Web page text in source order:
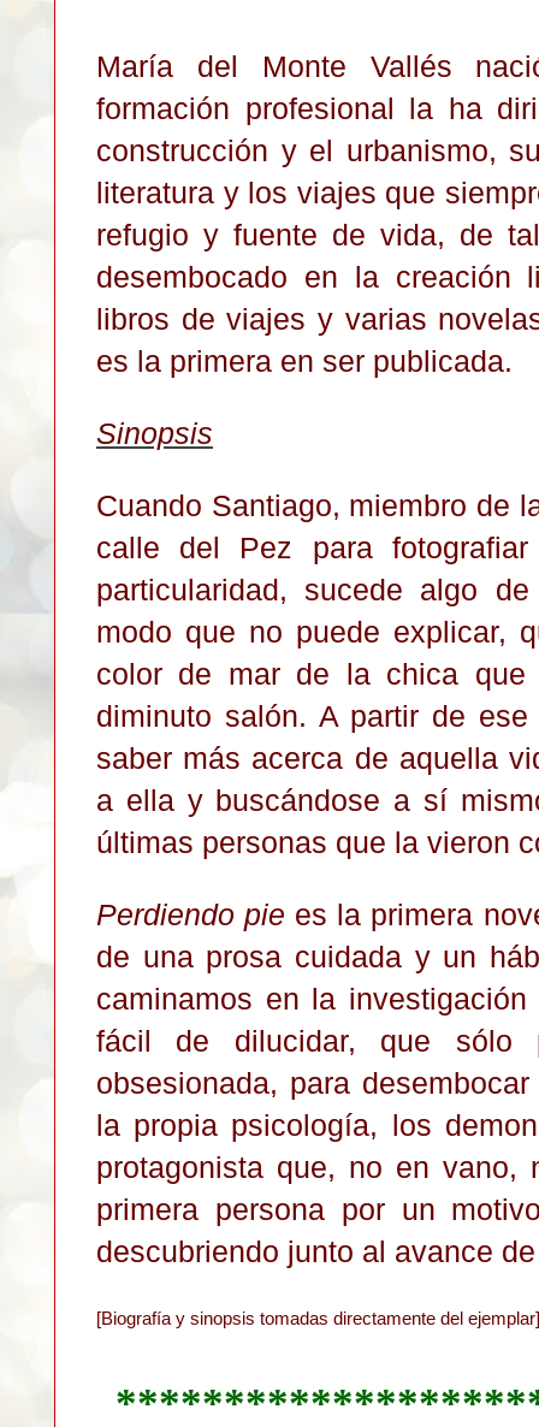
María del Monte Vallés
formación profesional la ha
construcción y el urbanismo,
literatura y los viajes que
refugio y fuente de vida, de
desembocado en la creación
libros de viajes y varias
es la primera en ser publicada.
Sinopsis
Cuando Santiago, miembro de
calle del Pez para
particularidad, sucede algo
modo que no puede explicar,
color de mar de la chica
diminuto salón. A partir de
saber más acerca de aquella
a ella y buscándose a sí
últimas personas que la vieron
Perdiendo pie es la primera
de una prosa cuidada y un
caminamos en la
fácil de dilucidar, que sólo
obsesionada, para
la propia psicología, los
protagonista que, no en vano,
primera persona por un
descubriendo junto al avance
[Biografía y sinopsis tomadas directamente del ejemplar]